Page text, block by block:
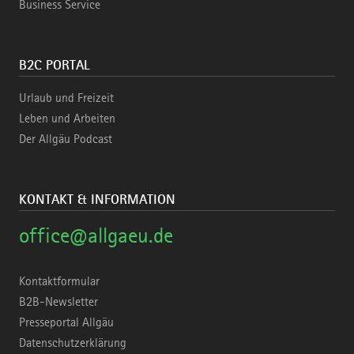
Business Service
B2C PORTAL
Urlaub und Freizeit
Leben und Arbeiten
Der Allgäu Podcast
KONTAKT & INFORMATION
office@allgaeu.de
Kontaktformular
B2B-Newsletter
Presseportal Allgäu
Datenschutzerklärung